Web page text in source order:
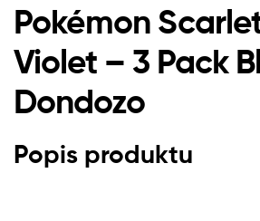
Pokémon
Violet – 3 Pack
Dondozo
Popis produktu